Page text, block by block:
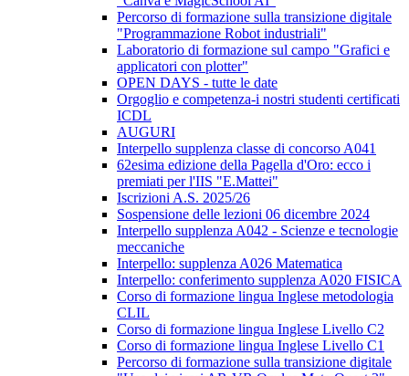
Percorso di formazione sulla transizione digitale
"Programmazione Robot industriali"
Laboratorio di formazione sul campo "Grafici e
applicatori con plotter"
OPEN DAYS - tutte le date
Orgoglio e competenza-i nostri studenti certificati
ICDL
AUGURI
Interpello supplenza classe di concorso A041
62esima edizione della Pagella d'Oro: ecco i
premiati per l'IIS "E.Mattei"
Iscrizioni A.S. 2025/26
Sospensione delle lezioni 06 dicembre 2024
Interpello supplenza A042 - Scienze e tecnologie
meccaniche
Interpello: supplenza A026 Matematica
Interpello: conferimento supplenza A020 FISICA
Corso di formazione lingua Inglese metodologia
CLIL
Corso di formazione lingua Inglese Livello C2
Corso di formazione lingua Inglese Livello C1
Percorso di formazione sulla transizione digitale